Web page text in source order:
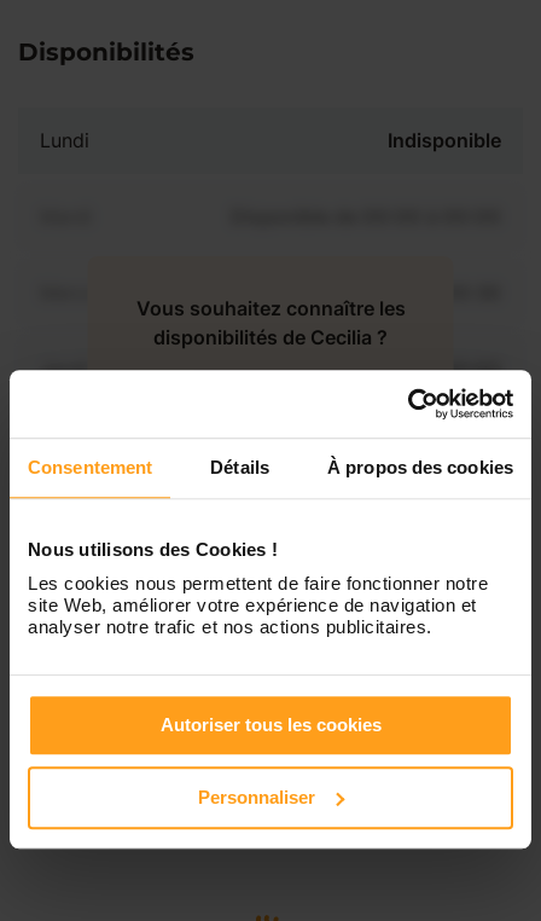
Consentement Détails À propos des cookies
Nous utilisons des Cookies !
Les cookies nous permettent de faire fonctionner notre
site Web, améliorer votre expérience de navigation et
analyser notre trafic et nos actions publicitaires.
Autoriser tous les cookies
Personnaliser
Disponibilités
Lundi Indisponible
Jeudi Disponible de 00:00 à 00:00
Vendredi Disponible de 00:00 à 00:00
Dimanche Disponible de 00:00 à 00:00
Vous souhaitez connaître les
disponibilités de Cecilia ?
Services proposés
Garde d’enfants Ménage